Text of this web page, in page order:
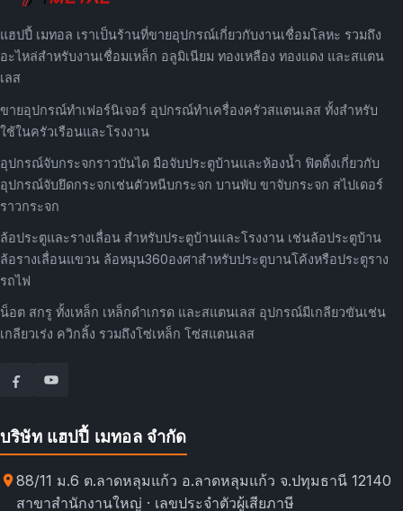
แฮปปี้ เมทอล เราเป็นร้านที่ขายอุปกรณ์เกี่ยวกับงานเชื่อมโลหะ รวมถึง
อะไหล่สำหรับงานเชื่อมเหล็ก อลูมิเนียม ทองเหลือง ทองแดง และสแตน
เลส
ขายอุปกรณ์ทำเฟอร์นิเจอร์ อุปกรณ์ทำเครื่องครัวสแตนเลส ทั้งสำหรับ
ใช้ในครัวเรือนและโรงงาน
อุปกรณ์จับกระจกราวบันได มือจับประตูบ้านและห้องน้ำ ฟิตติ้งเกี่ยวกับ
อุปกรณ์จับยึดกระจกเช่นตัวหนีบกระจก บานพับ ขาจับกระจก สไปเดอร์
ราวกระจก
ล้อประตูและรางเลื่อน สำหรับประตูบ้านและโรงงาน เช่นล้อประตูบ้าน
ล้อรางเลื่อนแขวน ล้อหมุน360องศาสำหรับประตูบานโค้งหรือประตูราง
รถไฟ
น็อต สกรู ทั้งเหล็ก เหล็กดำเกรด และสแตนเลส อุปกรณ์มีเกลียวขันเช่น
เกลียวเร่ง ควิกลิ้ง รวมถึงโซ่เหล็ก โซ่สแตนเลส
บริษัท แฮปปี้ เมทอล จำกัด
88/11 ม.6 ต.ลาดหลุมแก้ว อ.ลาดหลุมแก้ว จ.ปทุมธานี 12140
สาขาสำนักงานใหญ่ · เลขประจำตัวผู้เสียภาษี